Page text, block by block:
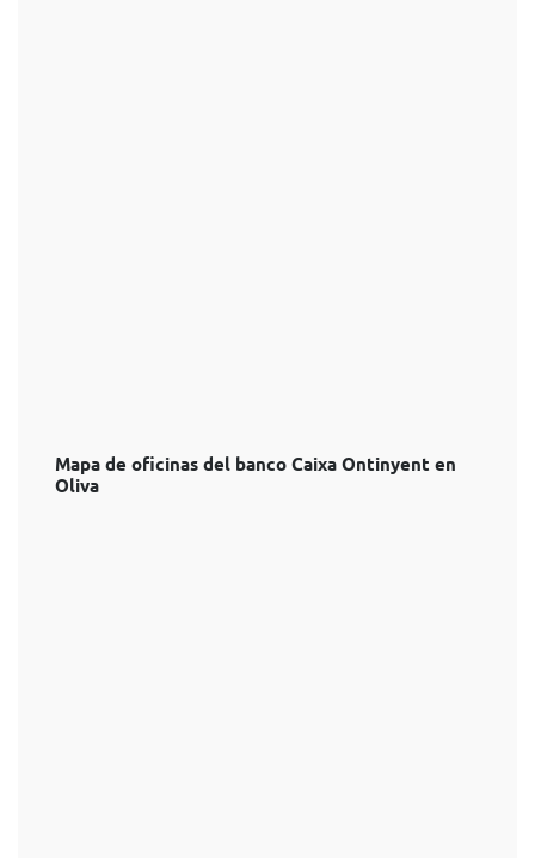
Mapa de oficinas del banco Caixa Ontinyent en
Oliva